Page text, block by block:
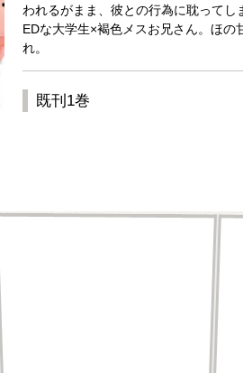
われるがまま、彼との行為に耽って
EDな大学生×褐色メスお兄さん。ほの
れ。
既刊1巻